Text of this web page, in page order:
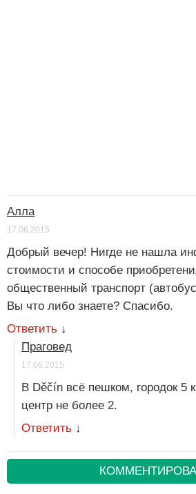
Алла
17.06.2015
Добрый вечер! Нигде не нашла
стоимости и способе
общественный транспорт
Вы что либо знаете? Спасибо.
Ответить ↓
Праговед
17.06.2015
В Děčín всё пешком, городок 5
центр не более 2.
Ответить ↓